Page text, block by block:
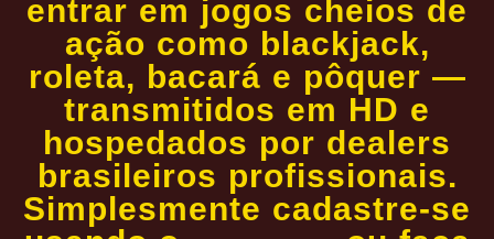
entrar em jogos cheios de
ação como blackjack,
roleta, bacará e pôquer —
transmitidos em HD e
hospedados por dealers
brasileiros profissionais.
Simplesmente cadastre-se